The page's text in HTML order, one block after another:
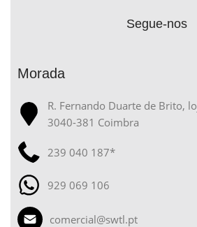
Segue-nos
Morada
R. Fernando Duarte de Brito,
3040-381 Coimbra
239 040 187*
929 069 106
comercial@swtl.pt